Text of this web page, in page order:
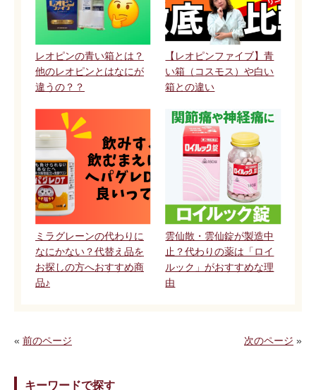
レオピンの青い箱とは？
他のレオピンとはなにが
違うの？？
【レオピンファイブ】青
い箱（コスモス）や白い
箱との違い
ミラグレーンの代わりに
なにかない？代替え品を
お探しの方へおすすめ商
品♪
雲仙散・雲仙錠が製造中
止？代わりの薬は「ロイ
ルック」がおすすめな理
由
« 前のページ 次のページ »
キーワードで探す